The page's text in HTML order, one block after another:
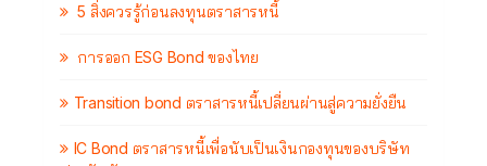
5 สิ่งควรรู้ก่อนลงทุนตราสารหนี้
การออก ESG Bond ของไทย
Transition bond ตราสารหนี้เปลี่ยนผ่านสู่ความยั่งยืน
IC Bond ตราสารหนี้เพื่อนับเป็นเงินกองทุนของบริษัท